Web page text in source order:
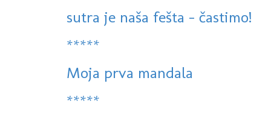
sutra je naša fešta - častimo!
*****
Moja prva mandala
*****